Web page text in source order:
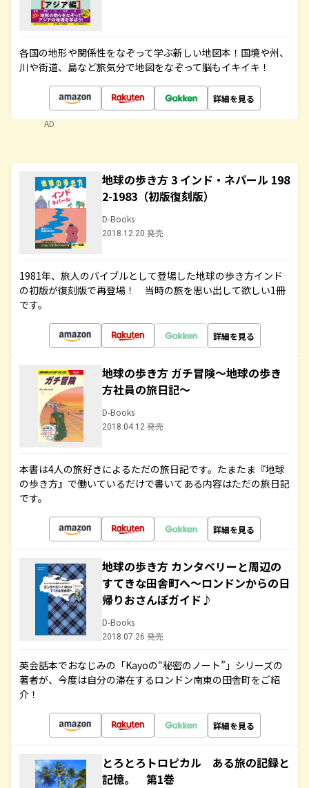
各国の地形や関係性をなぞって学ぶ新しい地図本！国境や州、
川や街道、島など旅気分で地図をなぞって脳もイキイキ！
詳細を見る
AD
地球の歩き方 3 インド・ネパール 198
2-1983（初版復刻版）
D-Books
2018.12.20 発売
1981年、旅人のバイブルとして登場した地球の歩き方インド
の初版が復刻版で再登場！ 当時の旅を思い出して欲しい1冊
です。
詳細を見る
地球の歩き方 ガチ冒険～地球の歩き
方社員の旅日記～
D-Books
2018.04.12 発売
本書は4人の旅好きによるただの旅日記です。たまたま『地球
の歩き方』で働いているだけで書いてある内容はただの旅日記
です。
詳細を見る
地球の歩き方 カンタベリーと周辺の
すてきな田舎町へ～ロンドンからの日
帰りおさんぽガイド♪
D-Books
2018.07.26 発売
英会話本でおなじみの「Kayoの“秘密のノート”」シリーズの
著者が、今度は自分の滞在するロンドン南東の田舎町をご紹
介！
詳細を見る
とろとろトロピカル ある旅の記録と
記憶。 第1巻